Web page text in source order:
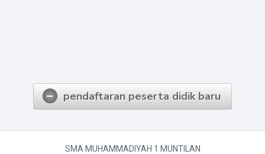
pendaftaran peserta didik baru
SMA MUHAMMADIYAH 1 MUNTILAN